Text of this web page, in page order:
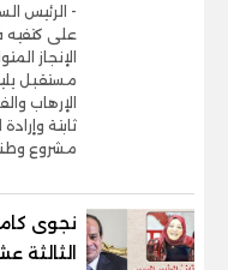
- الرئيس
الإنجاز
مستقبل
الإرهاب
ثابتة
مشروع
نجوى